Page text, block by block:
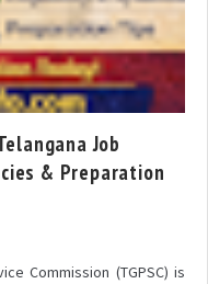
Job
& Preparation
Commission (TGPSC) is